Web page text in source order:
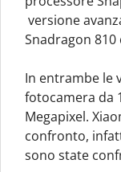
versione
Snadragon 810
In entrambe le
fotocamera da
Megapixel.
confronto,
sono state